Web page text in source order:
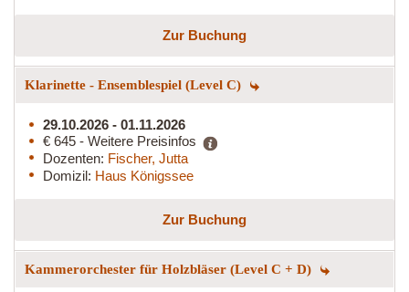
Zur Buchung
Klarinette - Ensemblespiel (Level C)
29.10.2026 - 01.11.2026
€ 645 - Weitere Preisinfos
Dozenten: Fischer, Jutta
Domizil: Haus Königssee
Zur Buchung
Kammerorchester für Holzbläser (Level C + D)